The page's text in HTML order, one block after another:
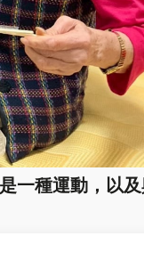
一種運動，以